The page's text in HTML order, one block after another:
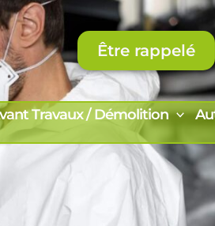
Être rappelé
Travaux / Démolition